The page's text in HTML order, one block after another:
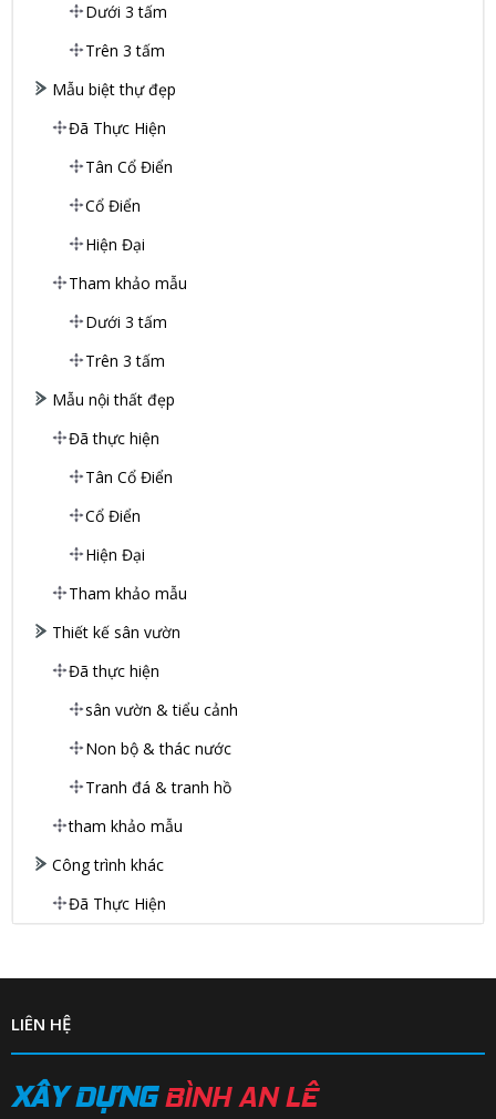
Dưới 3 tấm
Trên 3 tấm
Mẫu biệt thự đẹp
Đã Thực Hiện
Tân Cổ Điển
Cổ Điển
Hiện Đại
Tham khảo mẫu
Dưới 3 tấm
Trên 3 tấm
Mẫu nội thất đẹp
Đã thực hiện
Tân Cổ Điển
Cổ Điển
Hiện Đại
Tham khảo mẫu
Thiết kế sân vườn
Đã thực hiện
sân vườn & tiểu cảnh
Non bộ & thác nước
Tranh đá & tranh hồ
tham khảo mẫu
Công trình khác
Đã Thực Hiện
LIÊN HỆ
XÂY DỰNG BÌNH AN LÊ